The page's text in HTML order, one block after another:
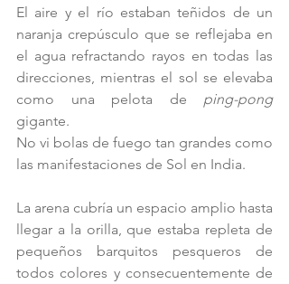
El aire y el río estaban teñidos de un
naranja crepúsculo que se reflejaba en
el agua refractando rayos en todas las
direcciones, mientras el sol se elevaba
como una pelota de
ping-pong
gigante.
No vi bolas de fuego tan grandes como
las manifestaciones de Sol en India.
La arena cubría un espacio amplio hasta
llegar a la orilla, que estaba repleta de
pequeños barquitos pesqueros de
todos colores y consecuentemente de